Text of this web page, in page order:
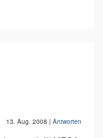
13. Aug. 2008 | Antworten